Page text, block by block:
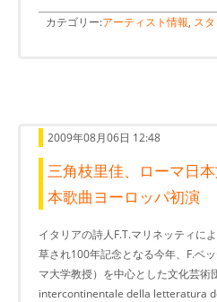
カテゴリー:アーティスト情報, ス
2009年08月06日 12:48
三角枝里佳、ローマ日
本歌曲ヨーロッパ初演
イタリアの詩人F.T.マリネッティに
草され100年記念となる今年、F.ベ
マ大学教授）を中心とした文化芸
intercontinentale della letteratura